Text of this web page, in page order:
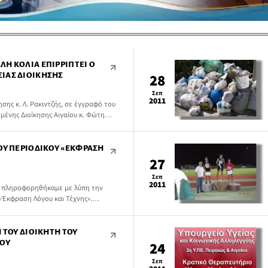
ΚΌΛΙΑ ΕΠΙΡΡΊΠΤΕΙ Ο
ΔΙΟΊΚΗΣΗΣ
κ. Λ. Ρακιντζής, σε έγγραφό του
Διοίκησης Αιγαίου κ. Φώτη
σχετικά με την έκδοση
της […]
28
Σεπ
2011
ΠΕΡΙΟΔΙΚΟΎ «ΈΚΦΡΑΣΗ
με λύπη την
Λόγου και Τέχνης».
27
Σεπ
2011
ΔΙΟΙΚΗΤΉ ΤΟΥ
24
Σεπ